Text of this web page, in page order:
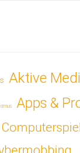
Aktive
Apps &